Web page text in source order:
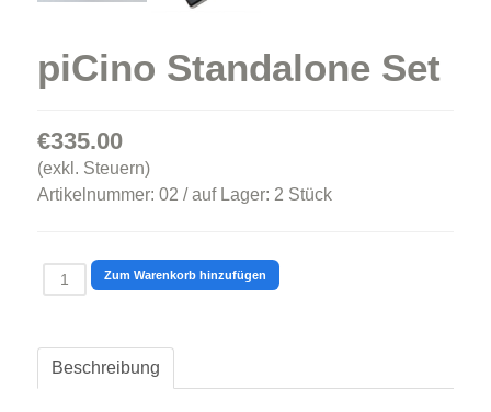
piCino Standalone Set
€335.00
(exkl. Steuern)
Artikelnummer: 02 / auf Lager: 2 Stück
Beschreibung